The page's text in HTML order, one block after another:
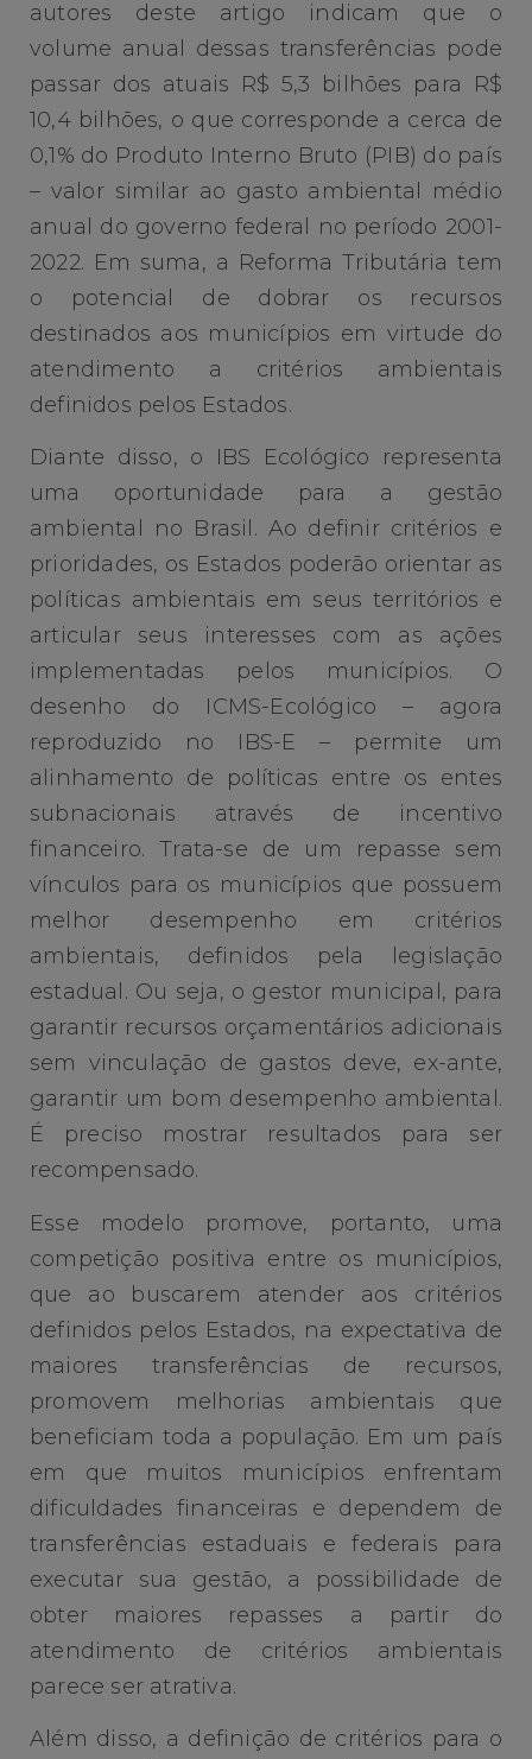
autores deste artigo indicam que o
volume anual dessas transferências pode
passar dos atuais R$ 5,3 bilhões para R$
10,4 bilhões, o que corresponde a cerca de
0,1% do Produto Interno Bruto (PIB) do país
– valor similar ao gasto ambiental médio
anual do governo federal no período 2001-
2022. Em suma, a Reforma Tributária tem
o potencial de dobrar os recursos
destinados aos municípios em virtude do
atendimento a critérios ambientais
definidos pelos Estados.
Diante disso, o IBS Ecológico representa
uma oportunidade para a gestão
ambiental no Brasil. Ao definir critérios e
prioridades, os Estados poderão orientar as
políticas ambientais em seus territórios e
articular seus interesses com as ações
implementadas pelos municípios. O
desenho do ICMS-Ecológico – agora
reproduzido no IBS-E – permite um
alinhamento de políticas entre os entes
subnacionais através de incentivo
financeiro. Trata-se de um repasse sem
vínculos para os municípios que possuem
melhor desempenho em critérios
ambientais, definidos pela legislação
estadual. Ou seja, o gestor municipal, para
garantir recursos orçamentários adicionais
sem vinculação de gastos deve, ex-ante,
garantir um bom desempenho ambiental.
É preciso mostrar resultados para ser
recompensado.
Esse modelo promove, portanto, uma
competição positiva entre os municípios,
que ao buscarem atender aos critérios
definidos pelos Estados, na expectativa de
maiores transferências de recursos,
promovem melhorias ambientais que
beneficiam toda a população. Em um país
em que muitos municípios enfrentam
dificuldades financeiras e dependem de
transferências estaduais e federais para
executar sua gestão, a possibilidade de
obter maiores repasses a partir do
atendimento de critérios ambientais
parece ser atrativa.
Além disso, a definição de critérios para o